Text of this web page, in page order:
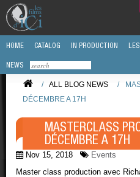
HOME CATALOG IN PRODUCTION
NEWS
/ ALL BLOG NEWS /
DÉCEMBRE A 17H
MASTERCLASS
DÉCEMBRE A 17H
Nov 15, 2018
Events
Master class production avec